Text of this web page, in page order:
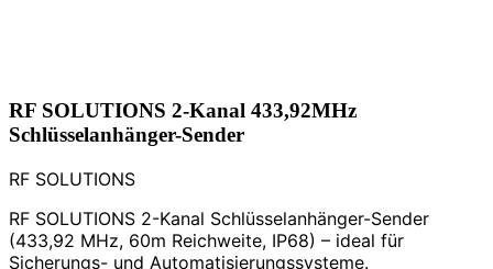
RF SOLUTIONS 2-Kanal 433,92MHz
Schlüsselanhänger-Sender
RF SOLUTIONS
RF SOLUTIONS 2-Kanal Schlüsselanhänger-Sender
(433,92 MHz, 60m Reichweite, IP68) – ideal für
Sicherungs- und Automatisierungssysteme.